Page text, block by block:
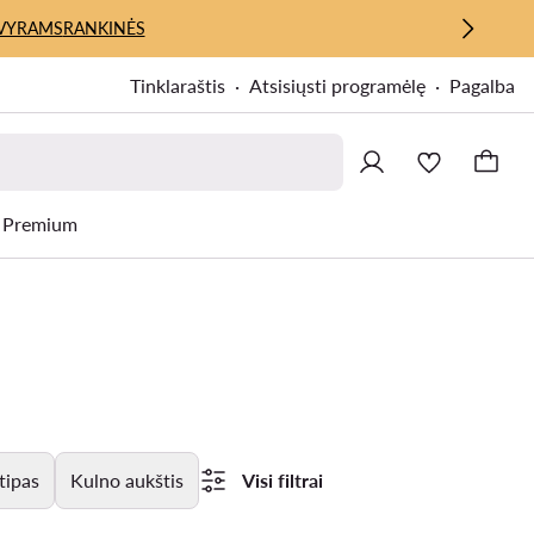
RANKINĖS
Tinklaraštis Atsisiųsti programėlę Pagalba
Premium
Kulno aukštis Visi filtrai